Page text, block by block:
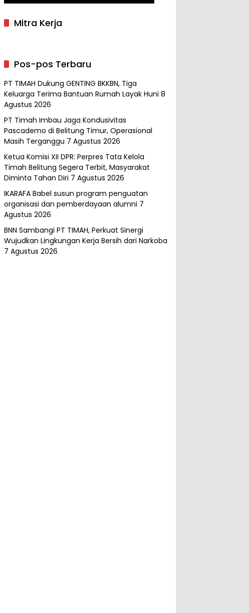
Mitra Kerja
Pos-pos Terbaru
PT TIMAH Dukung GENTING BKKBN, Tiga
Keluarga Terima Bantuan Rumah Layak Huni 8
Agustus 2026
PT Timah Imbau Jaga Kondusivitas
Pascademo di Belitung Timur, Operasional
Masih Terganggu 7 Agustus 2026
Ketua Komisi XII DPR: Perpres Tata Kelola
Timah Belitung Segera Terbit, Masyarakat
Diminta Tahan Diri 7 Agustus 2026
IKARAFA Babel susun program penguatan
organisasi dan pemberdayaan alumni 7
Agustus 2026
BNN Sambangi PT TIMAH, Perkuat Sinergi
Wujudkan Lingkungan Kerja Bersih dari Narkoba
7 Agustus 2026